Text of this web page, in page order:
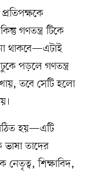
গণতন্ত্র টিকে
থাকবে—এটাই
ঢুকে পড়লে গণতন্ত্র
তবে সেটি হলো
হয়—এটি
তাদের
শিক্ষাবিদ,